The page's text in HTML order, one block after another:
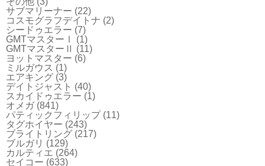
サブマリーナー (22)
コスモグラフデイトナ (2)
シードゥエラー (7)
GMTマスターⅠ
(1)
GMTマスターⅡ (11)
ヨットマスター (6)
ミルガウス (1)
エアキング (3)
デイトジャスト (40)
スカイドゥエラー (1)
オメガ(841)
パティックフィリップ(11)
タグホイヤー (243)
ブライトリング (217)
ブルガリ (129)
カルティエ (264)
セイコー (633)